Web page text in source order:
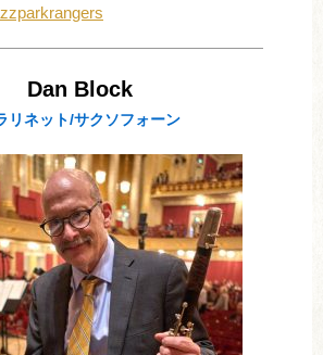
Dan Block
リネット/サクソフォーン